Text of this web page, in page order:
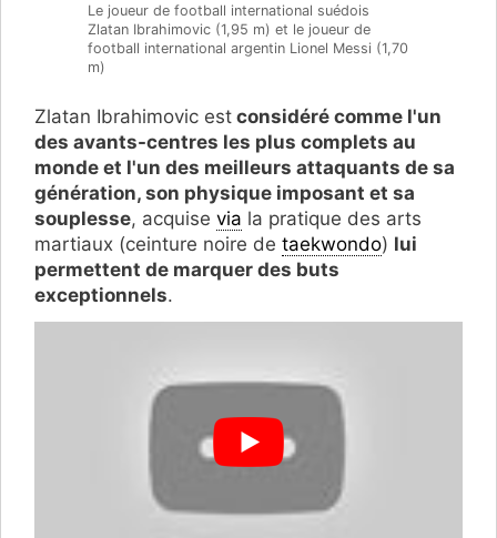
Le joueur de football international suédois
Zlatan Ibrahimovic (1,95 m) et le joueur de
football international argentin Lionel Messi (1,70
m)
Zlatan Ibrahimovic est considéré comme l'un
des avants-centres les plus complets au
monde et l'un des meilleurs attaquants de sa
génération, son physique imposant et sa
souplesse, acquise via la pratique des arts
martiaux (ceinture noire de taekwondo) lui
permettent de marquer des buts
exceptionnels.